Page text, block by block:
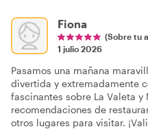
Fiona
(Sobre tu
1 julio 2026
Pasamos una mañana
divertida y extremadamente
fascinantes sobre La Valeta
recomendaciones de
otros lugares para visitar.